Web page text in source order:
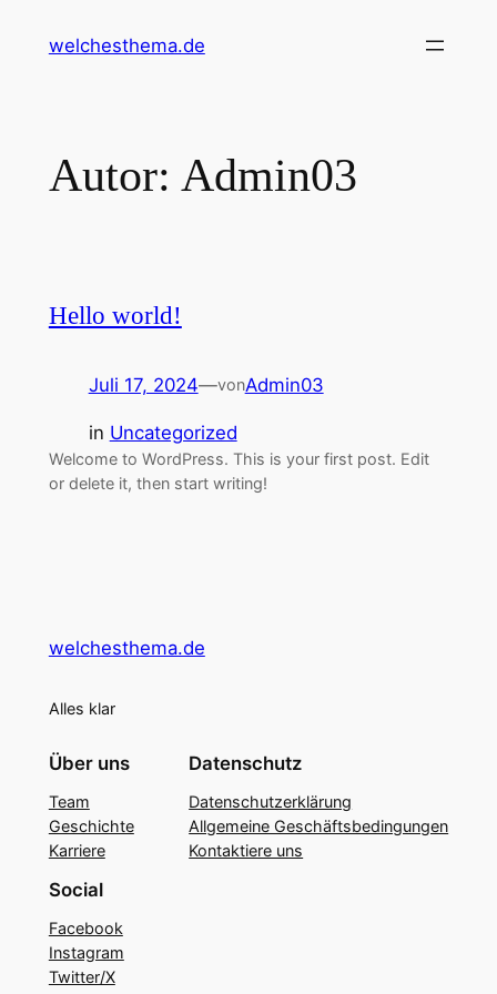
Inhaltwelchesthema.de
Autor: Admin03
Hello world!
Juli 17, 2024—vonAdmin03
in Uncategorized
Welcome to WordPress. This is your first post. Edit
or delete it, then start writing!
welchesthema.de
Alles klar
Über uns
Team
Geschichte
Karriere
Datenschutz
Datenschutzerklärung
Allgemeine Geschäftsbedingungen
Kontaktiere uns
Social
Facebook
Instagram
Twitter/X